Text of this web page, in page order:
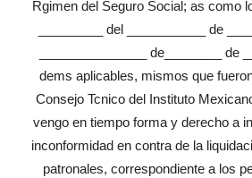
Rgimen del Seguro Social; as como
_________ del ___________ de
_______________ de________ de
dems aplicables, mismos que
Consejo Tcnico del Instituto
vengo en tiempo forma y derecho a
inconformidad en contra de la
patronales, correspondiente a los